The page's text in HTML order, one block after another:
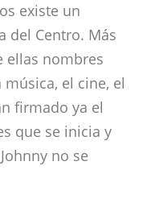
existe un
del Centro. Más
ellas nombres
el cine, el
firmado ya el
que se inicia y
no se